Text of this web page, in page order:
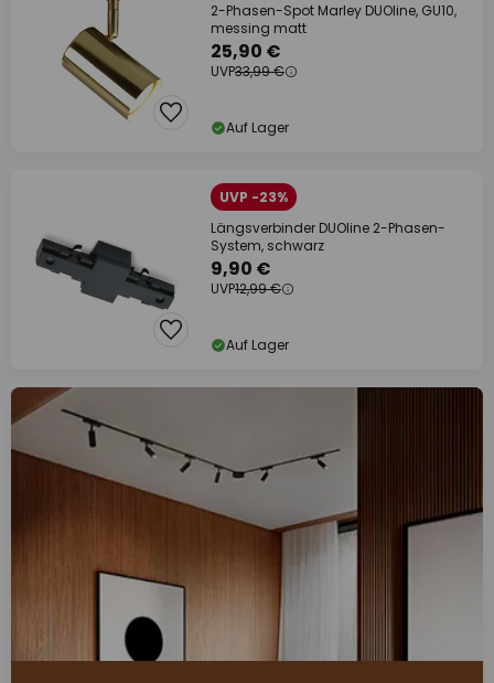
2-Phasen-Spot Marley DUOline, GU10,
messing matt
25,90 €
UVP33,99 €
Auf Lager
UVP -23%
Längsverbinder DUOline 2-Phasen-
System, schwarz
9,90 €
UVP12,99 €
Auf Lager